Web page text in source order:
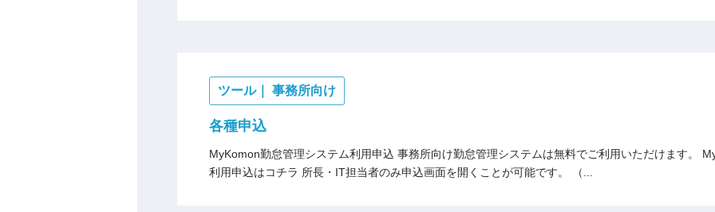
ツール｜ 事務所向け
各種申込
MyKomon勤怠管理システム利用申込 事務所向け勤怠管理システムは無料でご利用いただけます。
利用申込はコチラ 所長・IT担当者のみ申込画面を開くことが可能です。 （...